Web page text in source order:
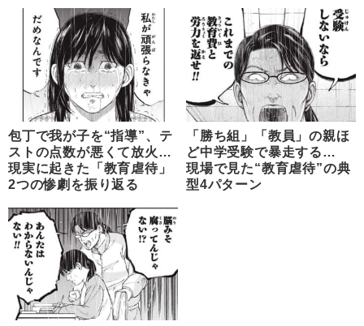
包丁で我が子を“指導”、テ
ストの点数が悪くて放火…
現実に起きた「教育虐待」
2つの惨劇を振り返る
「勝ち組」「教員」の親ほ
ど中学受験で暴走する…
現場で見た“教育虐待”の典
型4パターン